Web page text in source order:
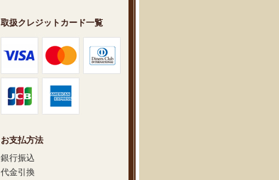
取扱クレジットカード一覧
お支払方法
銀行振込
代金引換